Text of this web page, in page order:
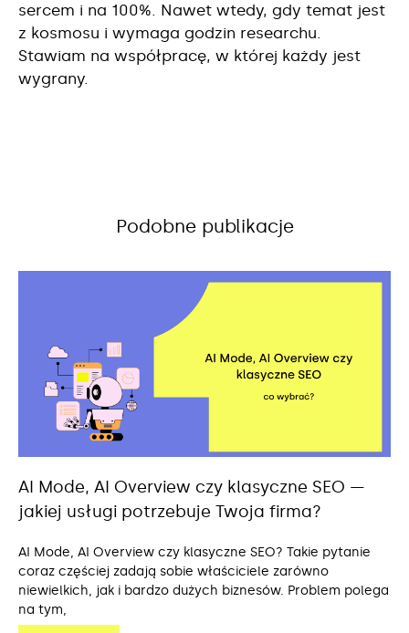
sercem i na 100%. Nawet wtedy, gdy temat jest
z kosmosu i wymaga godzin researchu.
Stawiam na współpracę, w której każdy jest
wygrany.
Podobne publikacje
AI Mode, AI Overview czy klasyczne SEO —
jakiej usługi potrzebuje Twoja firma?
AI Mode, AI Overview czy klasyczne SEO? Takie pytanie
coraz częściej zadają sobie właściciele zarówno
niewielkich, jak i bardzo dużych biznesów. Problem polega
na tym,